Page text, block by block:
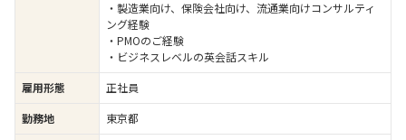
・製造業向け、保険会社向け、流通業向けコンサルティ
ング経験
・PMOのご経験
・ビジネスレベルの英会話スキル
雇用形態
正社員
勤務地
東京都